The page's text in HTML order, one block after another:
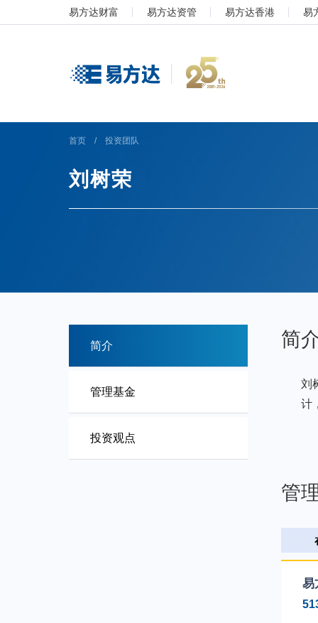
易方达财富 易方达资管 易方达香港 易
首页 / 投资团队
刘树荣
简介
管理基金
投资观点
简
刘
计
管
易